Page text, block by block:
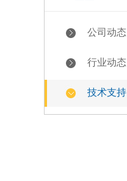
公司动态
行业动态
技术支持